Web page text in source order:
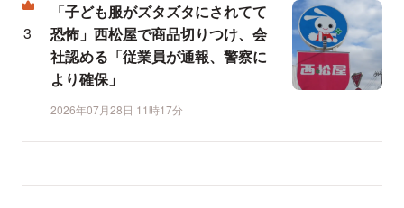
「子ども服がズタズタにされてて
恐怖」西松屋で商品切りつけ、会
社認める「従業員が通報、警察に
より確保」
2026年07月28日 11時17分